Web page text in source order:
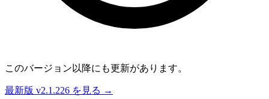
このバージョン以降にも更新があります。
最新版 v2.1.226 を見る →